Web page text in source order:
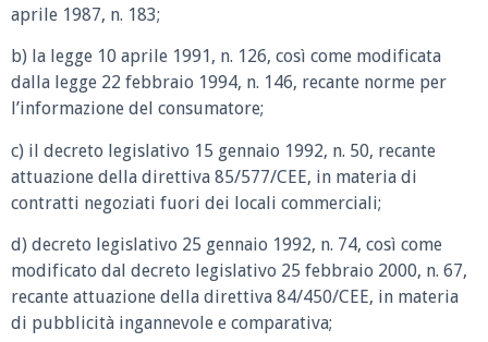
aprile 1987, n. 183;
b) la legge 10 aprile 1991, n. 126, così come modificata
dalla legge 22 febbraio 1994, n. 146, recante norme per
l’informazione del consumatore;
c) il decreto legislativo 15 gennaio 1992, n. 50, recante
attuazione della direttiva 85/577/CEE, in materia di
contratti negoziati fuori dei locali commerciali;
d) decreto legislativo 25 gennaio 1992, n. 74, così come
modificato dal decreto legislativo 25 febbraio 2000, n. 67,
recante attuazione della direttiva 84/450/CEE, in materia
di pubblicità ingannevole e comparativa;